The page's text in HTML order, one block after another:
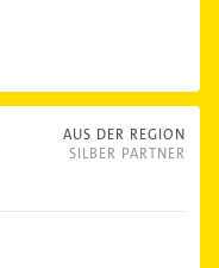
AUS DER REGION
SILBER PARTNER